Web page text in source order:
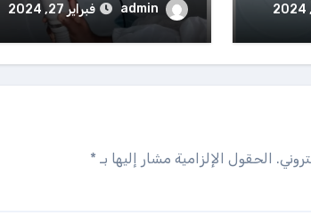
admin فبراير 27, 2024
الحقول الإلزامية مشار إليها بـ *